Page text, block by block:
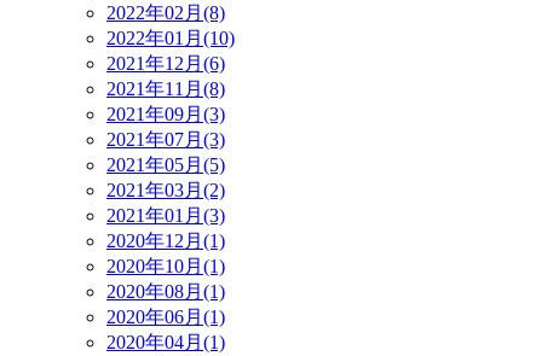
2022年02月(8)
2022年01月(10)
2021年12月(6)
2021年11月(8)
2021年09月(3)
2021年07月(3)
2021年05月(5)
2021年03月(2)
2021年01月(3)
2020年12月(1)
2020年10月(1)
2020年08月(1)
2020年06月(1)
2020年04月(1)